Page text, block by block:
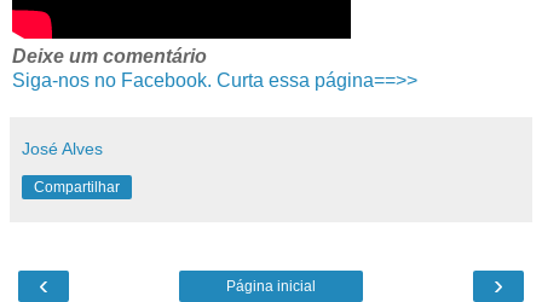
Deixe um comentário
Siga-nos no Facebook. Curta essa página==>>
José Alves
Compartilhar
‹ ›
Página inicial